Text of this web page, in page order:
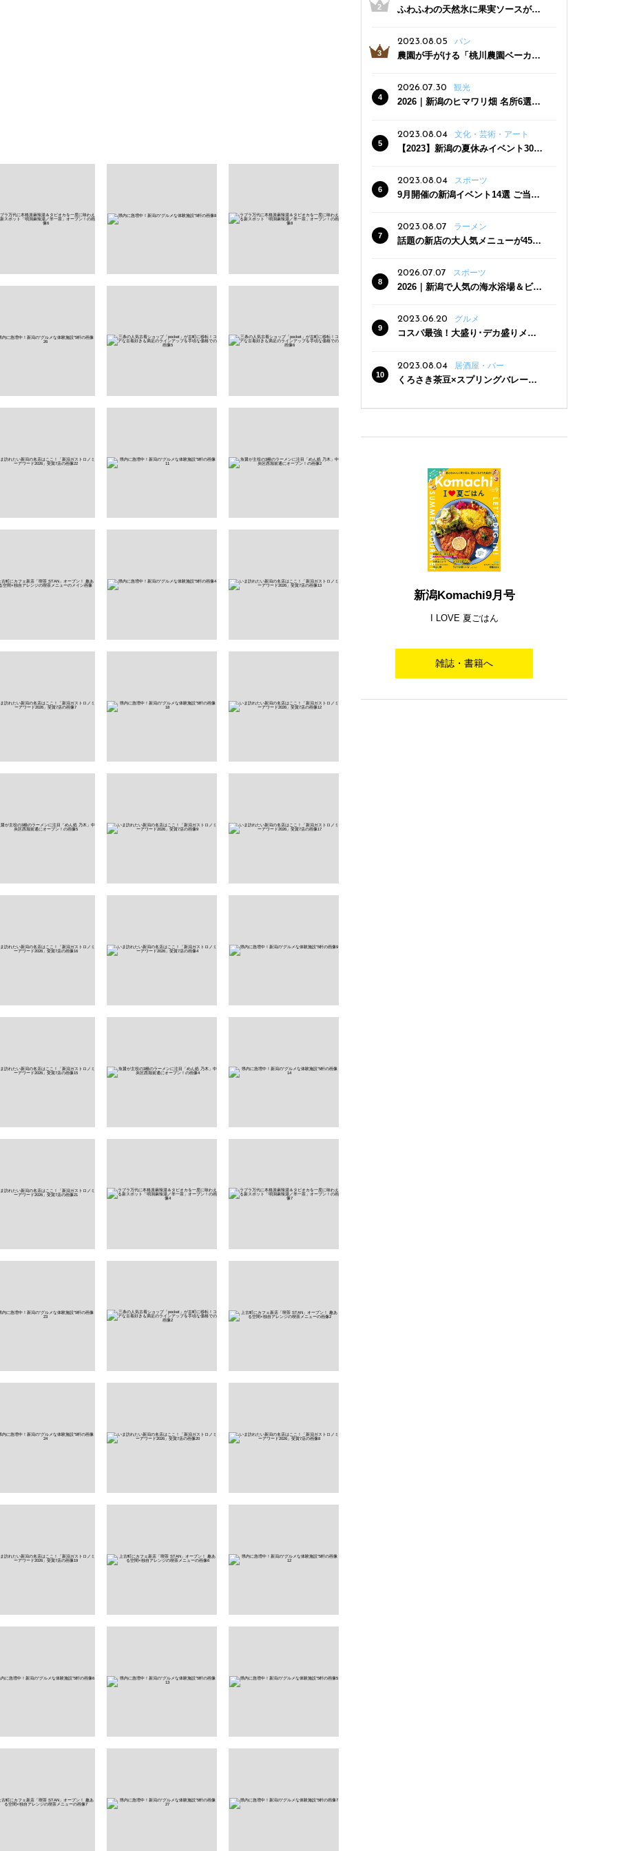
ふわふわの天然氷に果実ソースがた
三条駅近くにオープン
2023.08.05 パン
農園が手がける「桃川農園ベーカリ
った焼きたてパンのほか、ジェラー
トやスムージーも
2026.07.30 観光
2026｜新潟のヒマワリ畑 名所6選
2023.08.04
文化・芸術・アート
【2023】新潟の夏休みイベント30
2023.08.04
スポーツ
9月開催の新潟イベント14選 ご当地
2023.08.07 ラーメン
話題の新店の大人気メニューが450
クーポン登場
2026.07.07 スポーツ
2026｜新潟で人気の海水浴場＆ビー
2023.06.20
グルメ
コスパ最強！大盛り･デカ盛りメニ
2023.08.04
居酒屋・バー
くろさき茶豆×スプリングバレー豊
新潟Komachi9月号
I LOVE 夏ごはん
雑誌・書籍へ